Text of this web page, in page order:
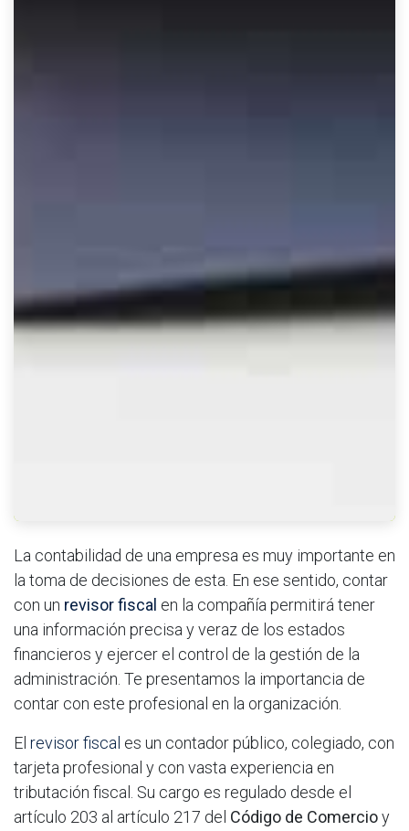
La contabilidad de una empresa es muy importante en
la toma de decisiones de esta. En ese sentido, contar
con un revisor fiscal en la compañía permitirá tener
una información precisa y veraz de los estados
financieros y ejercer el control de la gestión de la
administración. Te presentamos la importancia de
contar con este profesional en la organización.
El revisor fiscal es un contador público, colegiado, con
tarjeta profesional y con vasta experiencia en
tributación fiscal. Su cargo es regulado desde el
artículo 203 al artículo 217 del Código de Comercioy